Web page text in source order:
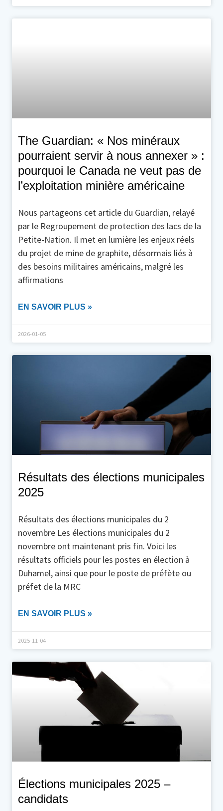
The Guardian: « Nos minéraux
pourraient servir à nous annexer » :
pourquoi le Canada ne veut pas de
l’exploitation minière américaine
Nous partageons cet article du Guardian, relayé
par le Regroupement de protection des lacs de la
Petite-Nation. Il met en lumière les enjeux réels
du projet de mine de graphite, désormais liés à
des besoins militaires américains, malgré les
affirmations
EN SAVOIR PLUS »
2026-01-05
Résultats des élections municipales
2025
Résultats des élections municipales du 2
novembre Les élections municipales du 2
novembre ont maintenant pris fin. Voici les
résultats officiels pour les postes en élection à
Duhamel, ainsi que pour le poste de préfète ou
préfet de la MRC
EN SAVOIR PLUS »
2025-11-04
Élections municipales 2025 –
candidats